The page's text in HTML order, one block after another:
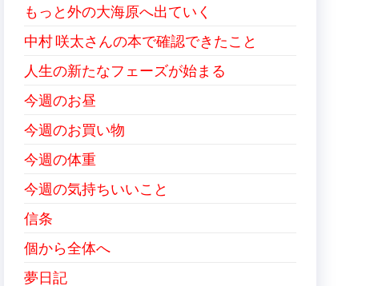
もっと外の大海原へ出ていく
中村 咲太さんの本で確認できたこと
人生の新たなフェーズが始まる
今週のお昼
今週のお買い物
今週の体重
今週の気持ちいいこと
信条
個から全体へ
夢日記